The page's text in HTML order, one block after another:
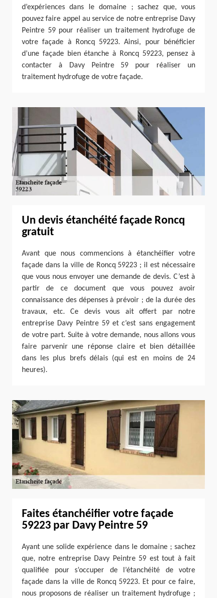
d’expériences dans le domaine ; sachez que, vous
pouvez faire appel au service de notre entreprise Davy
Peintre 59 pour réaliser un traitement hydrofuge de
votre façade à Roncq 59223. Ainsi, pour bénéficier
d’une façade bien étanche à Roncq 59223, pensez à
contacter à Davy Peintre 59 pour réaliser un
traitement hydrofuge de votre façade.
Un devis étanchéité façade Roncq
gratuit
Avant que nous commencions à étanchéifier votre
façade dans la ville de Roncq 59223 ; il est nécessaire
que vous nous envoyer une demande de devis. C’est à
partir de ce document que vous pouvez avoir
connaissance des dépenses à prévoir ; de la durée des
travaux, etc. Ce devis vous ait offert par notre
entreprise Davy Peintre 59 et c’est sans engagement
de votre part. Suite à votre demande, nous allons vous
faire parvenir une réponse claire et bien détaillée
dans les plus brefs délais (qui est en moins de 24
heures).
Faites étanchéifier votre façade
59223 par Davy Peintre 59
Ayant une solide expérience dans le domaine ; sachez
que, notre entreprise Davy Peintre 59 est tout à fait
qualifiée pour s’occuper de l’étanchéité de votre
façade dans la ville de Roncq 59223. Et pour ce faire,
nous proposons de réaliser un traitement hydrofuge ;